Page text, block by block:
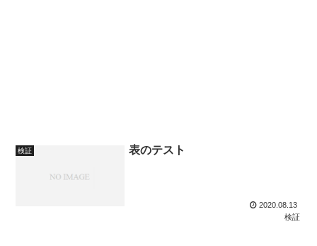
検証 表のテスト
2020.08.13
検証